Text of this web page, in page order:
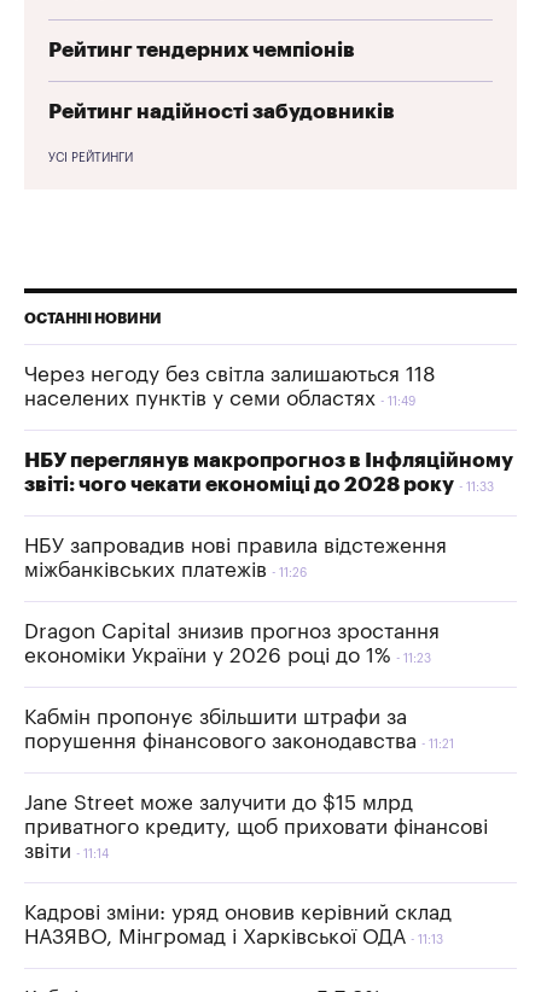
Рейтинг тендерних чемпіонів
Рейтинг надійності забудовників
УСІ РЕЙТИНГИ
ОСТАННІ НОВИНИ
Через негоду без світла залишаються 118
населених пунктів у семи областях
11:49
НБУ переглянув макропрогноз в Інфляційному
звіті: чого чекати економіці до 2028 року
11:33
НБУ запровадив нові правила відстеження
міжбанківських платежів
11:26
Dragon Capital знизив прогноз зростання
економіки України у 2026 році до 1%
11:23
Кабмін пропонує збільшити штрафи за
порушення фінансового законодавства
11:21
Jane Street може залучити до $15 млрд
приватного кредиту, щоб приховати фінансові
звіти
11:14
Кадрові зміни: уряд оновив керівний склад
НАЗЯВО, Мінгромад і Харківської ОДА
11:13